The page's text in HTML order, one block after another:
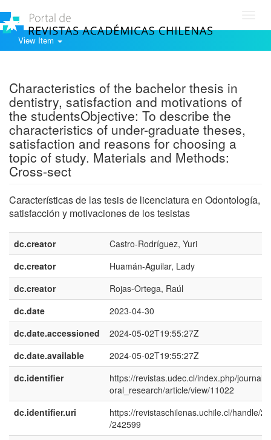
View Item
Characteristics of the bachelor thesis in
dentistry, satisfaction and motivations of
the studentsObjective: To describe the
characteristics of under-graduate theses,
satisfaction and reasons for choosing a
topic of study. Materials and Methods:
Cross-sect
Características de las tesis de licenciatura en Odontología,
satisfacción y motivaciones de los tesistas
dc.creator
Castro-Rodríguez, Yuri
dc.creator
Huamán-Aguilar, Lady
dc.creator
Rojas-Ortega, Raúl
dc.date
2023-04-30
dc.date.accessioned
2024-05-02T19:55:27Z
dc.date.available
2024-05-02T19:55:27Z
dc.identifier
https://revistas.udec.cl/index.php/
oral_research/article/view/11022
dc.identifier.uri
https://revistaschilenas.uchile.cl/handle/
/242599